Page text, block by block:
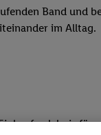
Band und
im Alltag.
für